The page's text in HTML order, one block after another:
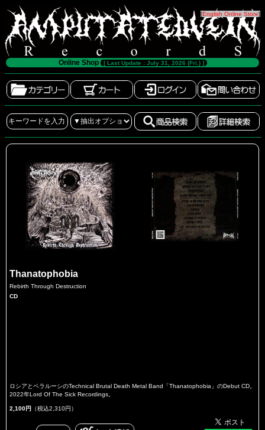
[English Online Store]
Online Shop [ Last Update : July 31, 2026 (Fri.) ]
Thanatophobia
Rebirth Through Destruction
CD
ロシアとベラルーシのTechnical Brutal Death Metal Band「Thanatophobia」のDebut CD。
2022年Lord Of The Sick Recordings。
2,100円 （税込2,310円）